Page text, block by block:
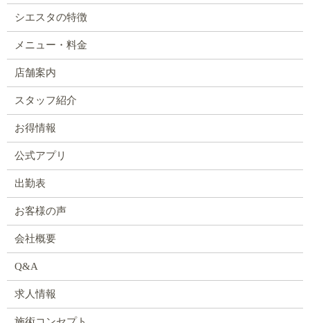
シエスタの特徴
メニュー・料金
店舗案内
スタッフ紹介
お得情報
公式アプリ
出勤表
お客様の声
会社概要
Q&A
求人情報